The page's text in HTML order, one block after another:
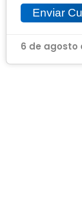
Enviar
6 de agosto